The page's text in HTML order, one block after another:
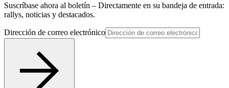
Suscríbase ahora al boletín – Directamente en su bandeja de entrada:
rallys, noticias y destacados.
Dirección de correo electrónico